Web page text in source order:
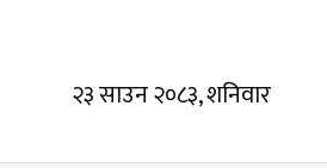
२३ साउन २०८३, शनिवार